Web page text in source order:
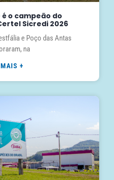
o campeão do
Sicredi 2026
e Poço das Antas
na
+